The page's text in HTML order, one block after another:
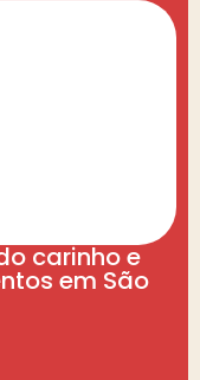
carinho e
em São